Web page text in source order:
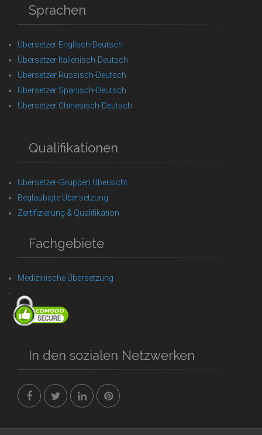
Sprachen
Übersetzer Englisch-Deutsch
Übersetzer Italienisch-Deutsch
Übersetzer Russisch-Deutsch
Übersetzer Spanisch-Deutsch
Übersetzer Chinesisch-Deutsch
Qualifikationen
Übersetzer-Gruppen Übersicht
Beglaubigte Übersetzung
Zertifizierung & Qualifikation
Fachgebiete
Medizinische Übersetzung
In den sozialen Netzwerken